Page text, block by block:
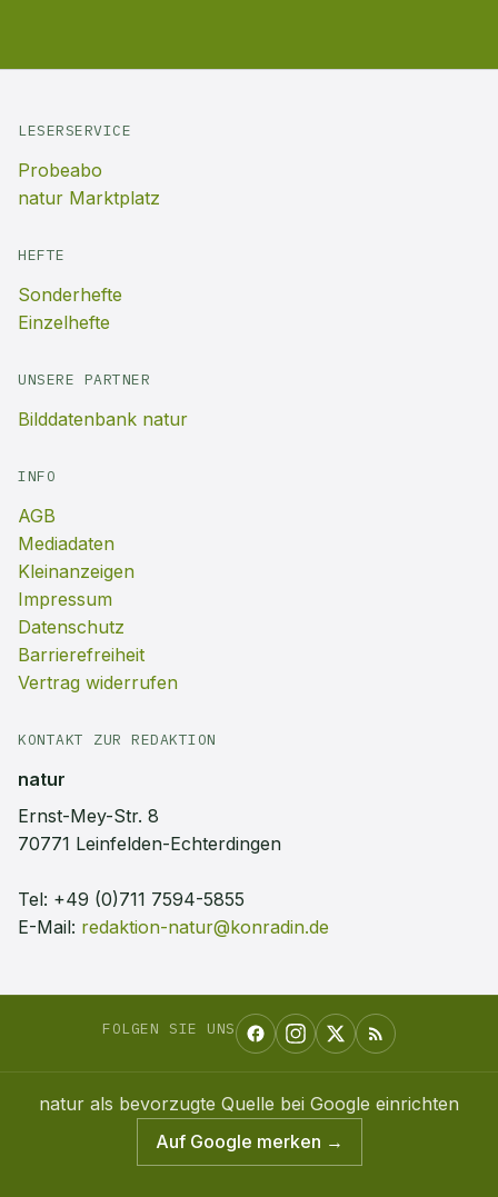
LESERSERVICE
Probeabo
natur Marktplatz
HEFTE
Sonderhefte
Einzelhefte
UNSERE PARTNER
Bilddatenbank natur
INFO
AGB
Mediadaten
Kleinanzeigen
Impressum
Datenschutz
Barrierefreiheit
Vertrag widerrufen
KONTAKT ZUR REDAKTION
natur
Ernst-Mey-Str. 8
70771 Leinfelden-Echterdingen
Tel: +49 (0)711 7594-5855
E-Mail: redaktion-natur@konradin.de
FOLGEN SIE UNS
natur als bevorzugte Quelle bei Google einrichten
Auf Google merken →